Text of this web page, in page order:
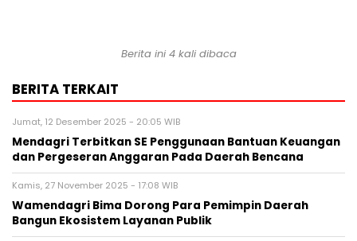
Berita ini 4 kali dibaca
BERITA TERKAIT
Jumat, 12 Desember 2025 - 20:05 WIB
Mendagri Terbitkan SE Penggunaan Bantuan Keuangan
dan Pergeseran Anggaran Pada Daerah Bencana
Kamis, 27 November 2025 - 17:08 WIB
Wamendagri Bima Dorong Para Pemimpin Daerah
Bangun Ekosistem Layanan Publik